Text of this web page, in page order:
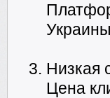
Низкая
Цена